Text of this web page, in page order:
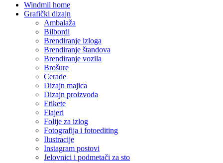
Windmil home
Grafički dizajn
Ambalaža
Bilbordi
Brendiranje izloga
Brendiranje štandova
Brendiranje vozila
Brošure
Cerade
Dizajn majica
Dizajn proizvoda
Etikete
Flajeri
Folije za izlog
Fotografija i fotoediting
Ilustracije
Instagram postovi
Jelovnici i podmetači za sto